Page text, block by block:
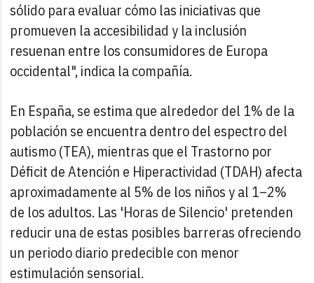
sólido para evaluar cómo las iniciativas que
promueven la accesibilidad y la inclusión
resuenan entre los consumidores de Europa
occidental", indica la compañía.
En España, se estima que alrededor del 1% de la
población se encuentra dentro del espectro del
autismo (TEA), mientras que el Trastorno por
Déficit de Atención e Hiperactividad (TDAH) afecta
aproximadamente al 5% de los niños y al 1–2%
de los adultos. Las 'Horas de Silencio' pretenden
reducir una de estas posibles barreras ofreciendo
un periodo diario predecible con menor
estimulación sensorial.